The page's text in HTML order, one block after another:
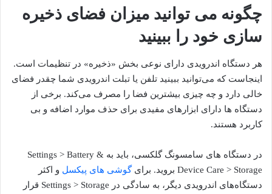
چگونه می توانید میزان فضای ذخیره
سازی خود را ببینید
هر دستگاه اندرویدی دارای نوعی بخش «ذخیره» در تنظیمات است.
اینجاست که می‌توانید ببینید تلفن یا تبلت اندرویدی شما چقدر فضای
خالی دارد و چه چیزی بیشترین فضا را مصرف می‌کند. برخی از
دستگاه ها دارای ابزارهای مفیدی برای حذف موارد اضافه و بی
کاربرد هستند.
در دستگاه های سامسونگ گلکسی، باید به Settings > Battery &
Device Care > Storage بروید. برای
گوشی های پیکسل و اکثر
دستگاه‌های اندرویدی دیگر، به سادگی در Settings > Storage قرار